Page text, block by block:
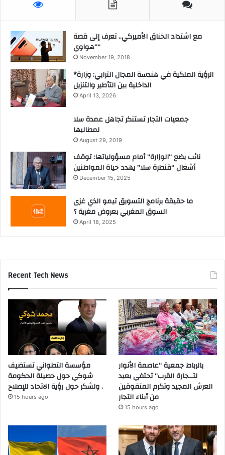
مع اشتداد الخناق الأميركي.. تعرف إلى قصة
“هواوي”
November 19, 2018
*الرؤية الملكية في هندسة المجال الترابي: وزارة
الداخلية بين التأطير والتنزيل
April 13, 2026
جمعيات التجار تستنكر تجاهل عمدة سلا
لمطالبها
August 29, 2019
نائب يضع “الوزارة” أمام مسؤولياتها: توقف
أشغال “قنطرة سلا” يهدد حياة المواطنين
December 15, 2025
ما حقيقة برنامج التسويق تيمو الذي غزى
السوق المغربي بعروض مغرية ؟
April 18, 2025
Recent Tech News
مؤسسة التطواني تستضيف
شوكي حول حصيلة الحكومة
ولشكر حول رؤية الاتحاد للإصلاح .
15 hours ago
بالرباط جمعية “عاصمة الأنوار
لتــجارة القرب” تحتفي بعيد
العرش المجيد وتكرم المتفوقين
من أبناء التجار
15 hours ago